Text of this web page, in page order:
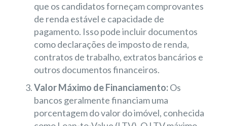
que os candidatos forneçam comprovantes
de renda estável e capacidade de
pagamento. Isso pode incluir documentos
como declarações de imposto de renda,
contratos de trabalho, extratos bancários e
outros documentos financeiros.
Valor Máximo de Financiamento:Os
bancos geralmente financiam uma
porcentagem do valor do imóvel, conhecida